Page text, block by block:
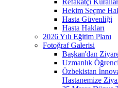
Hekim Seçme
Hasta Güvenliği
Hasta Hakları
2026 Yılı Eğitim Planı
Fotoğraf Galerisi
Başkan'dan
Uzmanlık
Özbekistan
Hastanemize